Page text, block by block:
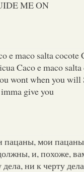
ME ON
e maco salta cocote
Caco e maco
wont when you
give you
пацаны, мои
и, похоже,
ни к черту